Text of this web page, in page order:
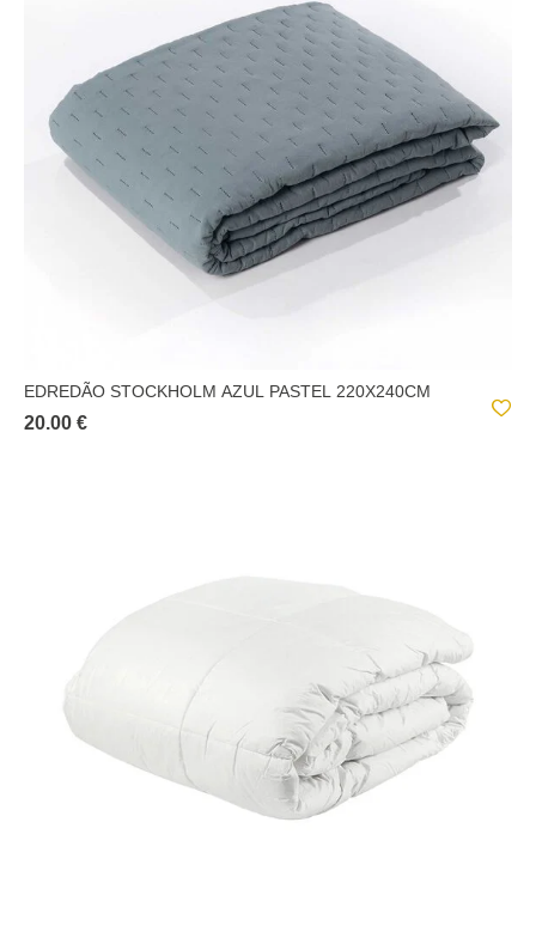
EDREDÃO STOCKHOLM AZUL PASTEL 220X240CM
20.00 €